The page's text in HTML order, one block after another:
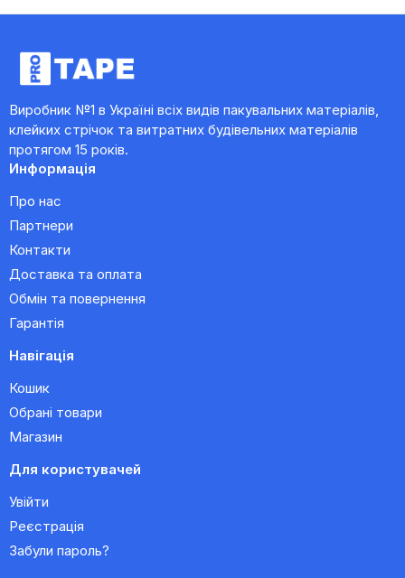
Виробник №1 в Україні всіх видів пакувальних матеріалів,
клейких стрічок та витратних будівельних матеріалів
протягом 15 років.
Информація
Про нас
Партнери
Контакти
Доставка та оплата
Обмін та повернення
Гарантія
Навігація
Кошик
Обрані товари
Магазин
Для користувачей
Увійти
Реєстрація
Забули пароль?